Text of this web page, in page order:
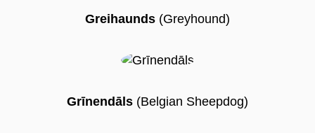
Greihaunds (Greyhound)
Grīnendāls (Belgian Sheepdog)